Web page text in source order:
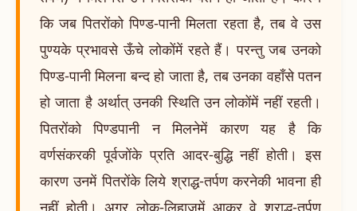
कि जब पितरोंको पिण्ड-पानी मिलता रहता है, तब वे उस
पुण्यके प्रभावसे ऊँचे लोकोंमें रहते हैं। परन्तु जब उनको
पिण्ड-पानी मिलना बन्द हो जाता है, तब उनका वहाँसे पतन
हो जाता है अर्थात् उनकी स्थिति उन लोकोंमें नहीं रहती।
पितरोंको पिण्डपानी न मिलनेमें कारण यह है कि
वर्णसंकरकी पूर्वजोंके प्रति आदर-बुद्धि नहीं होती। इस
कारण उनमें पितरोंके लिये श्राद्ध-तर्पण करनेकी भावना ही
नहीं होती। अगर लोक-लिहाजमें आकर वे श्राद्ध-तर्पण